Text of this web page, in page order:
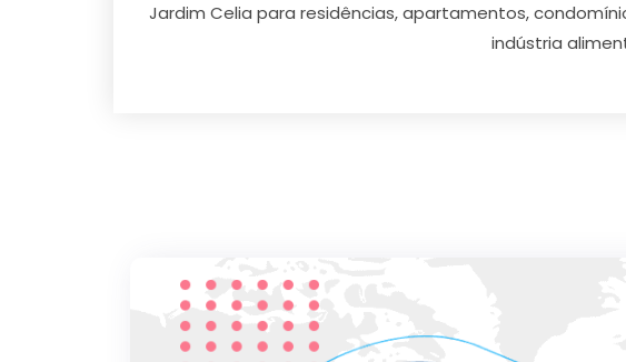
Jardim Celia para residências, apartamentos,
indústria